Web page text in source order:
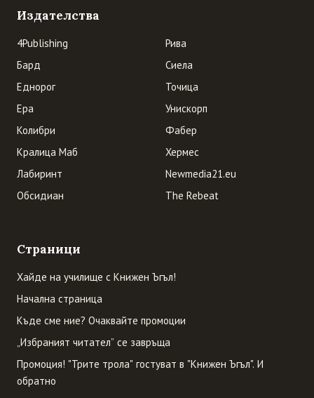
Издателства
4Publishing
Бард
Еднорог
Ера
Колибри
Кралица Маб
Лабиринт
Обсидиан
Рива
Сиела
Точица
Унискорп
Фабер
Хермес
Newmedia21.eu
The Rebeat
Страници
Хайде на училище с Книжен Ъгъл!
Начална страница
Къде сме ние? Очаквайте промоции
„Избраният читател” се завръща
Промоция! "Трите трола" гостуват в "Книжен Ъгъл". И
обратно